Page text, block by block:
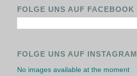
FOLGE UNS AUF FACEBOOK
FOLGE UNS AUF INSTAGRAM
No images available at the moment